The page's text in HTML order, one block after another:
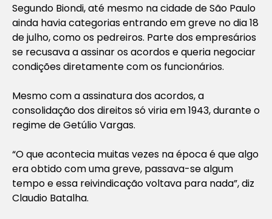
Segundo Biondi, até mesmo na cidade de São Paulo
ainda havia categorias entrando em greve no dia 18
de julho, como os pedreiros. Parte dos empresários
se recusava a assinar os acordos e queria negociar
condições diretamente com os funcionários.
Mesmo com a assinatura dos acordos, a
consolidação dos direitos só viria em 1943, durante o
regime de Getúlio Vargas.
“O que acontecia muitas vezes na época é que algo
era obtido com uma greve, passava-se algum
tempo e essa reivindicação voltava para nada”, diz
Claudio Batalha.